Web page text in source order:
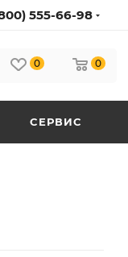
555-66-98
0 0
СЕРВИС